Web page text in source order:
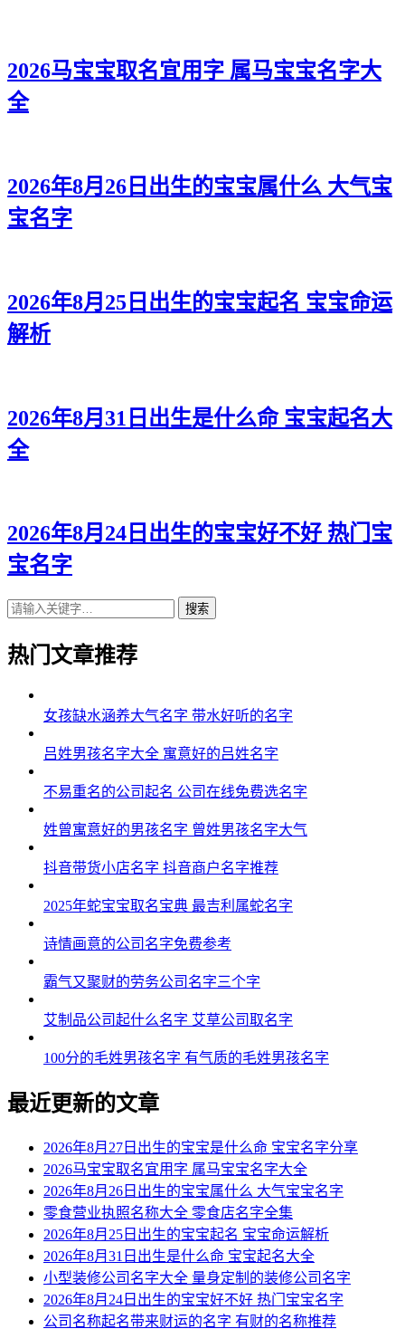
2026马宝宝取名宜用字 属马宝宝名字大
全
2026年8月26日出生的宝宝属什么 大气宝
宝名字
2026年8月25日出生的宝宝起名 宝宝命运
解析
2026年8月31日出生是什么命 宝宝起名大
全
2026年8月24日出生的宝宝好不好 热门宝
宝名字
搜索
热门文章推荐
女孩缺水涵养大气名字 带水好听的名字
吕姓男孩名字大全 寓意好的吕姓名字
不易重名的公司起名 公司在线免费选名字
姓曾寓意好的男孩名字 曾姓男孩名字大气
抖音带货小店名字 抖音商户名字推荐
2025年蛇宝宝取名宝典 最吉利属蛇名字
诗情画意的公司名字免费参考
霸气又聚财的劳务公司名字三个字
艾制品公司起什么名字 艾草公司取名字
100分的毛姓男孩名字 有气质的毛姓男孩名字
最近更新的文章
2026年8月27日出生的宝宝是什么命 宝宝名字分享
2026马宝宝取名宜用字 属马宝宝名字大全
2026年8月26日出生的宝宝属什么 大气宝宝名字
零食营业执照名称大全 零食店名字全集
2026年8月25日出生的宝宝起名 宝宝命运解析
2026年8月31日出生是什么命 宝宝起名大全
小型装修公司名字大全 量身定制的装修公司名字
2026年8月24日出生的宝宝好不好 热门宝宝名字
公司名称起名带来财运的名字 有财的名称推荐